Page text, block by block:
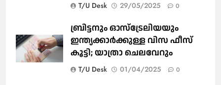
T/U Desk 29/05/2025 0
ബ്രിട്ടനും ഓസ്‌ട്രേലിയയും
ഇന്ത്യക്കാര്‍ക്കുള്ള വിസ ഫീസ്
കൂട്ടി; യാത്രാ ചെലവേറും
T/U Desk 01/04/2025 0